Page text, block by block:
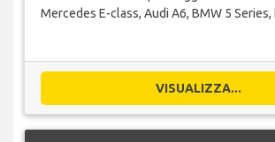
Mercedes E-class, Audi A6, BMW 5 Series,
VISUALIZZA...